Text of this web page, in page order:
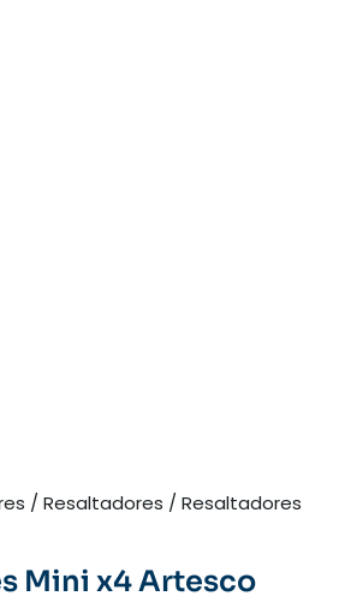
/ Resaltadores / Resaltadores
Mini x4 Artesco